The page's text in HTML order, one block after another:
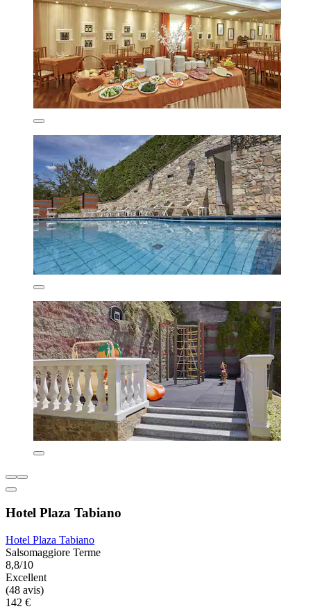
Hotel Plaza Tabiano
Hotel Plaza Tabiano
Salsomaggiore Terme
8,8/10
Excellent
(48 avis)
142 €